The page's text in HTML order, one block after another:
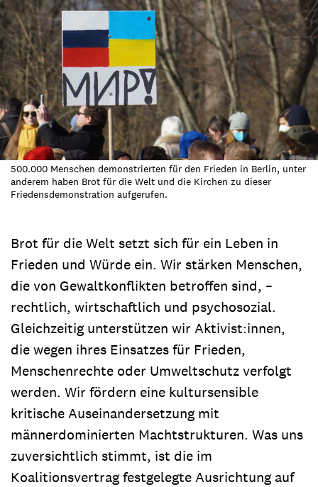
500.000 Menschen demonstrierten für den Frieden in Berlin, unter
anderem haben Brot für die Welt und die Kirchen zu dieser
Friedensdemonstration aufgerufen.
Brot für die Welt setzt sich für ein Leben in
Frieden und Würde ein. Wir stärken Menschen,
die von Gewaltkonflikten betroffen sind, –
rechtlich, wirtschaftlich und psychosozial.
Gleichzeitig unterstützen wir Aktivist:innen,
die wegen ihres Einsatzes für Frieden,
Menschenrechte oder Umweltschutz verfolgt
werden. Wir fördern eine kultursensible
kritische Auseinandersetzung mit
männerdominierten Machtstrukturen. Was uns
zuversichtlich stimmt, ist die im
Koalitionsvertrag festgelegte Ausrichtung auf